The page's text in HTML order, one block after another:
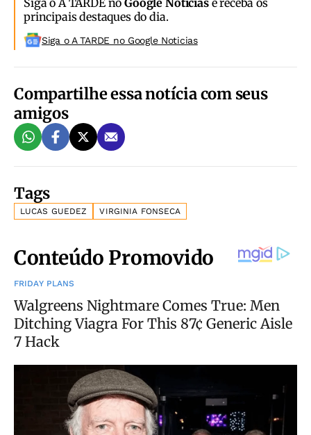
principais destaques do dia.
Siga o A TARDE no Google Noticias
Compartilhe essa notícia com seus
amigos
Tags
LUCAS GUEDEZ VIRGINIA FONSECA